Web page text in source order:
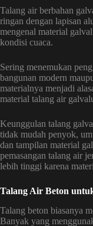
Talang air berbahan
ringan dengan lapisan
mengenal material
kondisi cuaca.
Sering menemukan
bangunan modern
materialnya menjadi
material talang air
Keunggulan talang
tidak mudah penyok,
dan tampilan material
pemasangan talang air
lebih tinggi karena
Talang Air Beton
Talang beton biasanya
Banyak yang